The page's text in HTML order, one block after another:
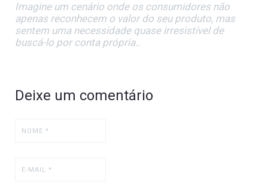
Imagine um cenário onde os consumidores não
apenas reconhecem o valor do seu produto, mas
sentem uma necessidade quase irresistível de
buscá-lo por conta própria..
Deixe um comentário